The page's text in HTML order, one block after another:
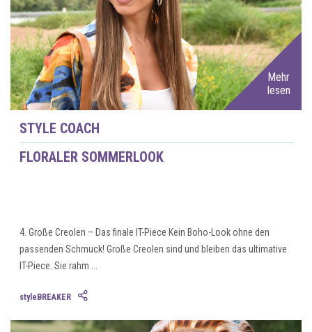
Mehr
lesen
STYLE COACH
FLORALER SOMMERLOOK
4. Große Creolen – Das finale IT-Piece Kein Boho-Look ohne den
passenden Schmuck! Große Creolen sind und bleiben das ultimative
IT-Piece. Sie rahm ...
styleBREAKER